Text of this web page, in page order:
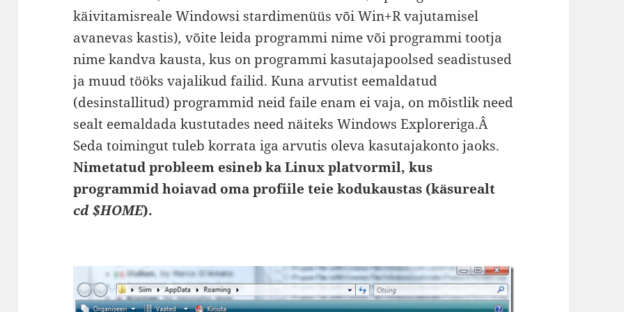
käivitamisreale Windowsi stardimenüüs või Win+R vajutamisel
avanevas kastis), võite leida programmi nime või programmi tootja
nime kandva kausta, kus on programmi kasutajapoolsed seadistused
ja muud tööks vajalikud failid. Kuna arvutist eemaldatud
(desinstallitud) programmid neid faile enam ei vaja, on mõistlik need
sealt eemaldada kustutades need näiteks Windows Exploreriga.Â
Seda toimingut tuleb korrata iga arvutis oleva kasutajakonto jaoks.
Nimetatud probleem esineb ka Linux platvormil, kus
programmid hoiavad oma profiile teie kodukaustas (käsurealt
cd $HOME).